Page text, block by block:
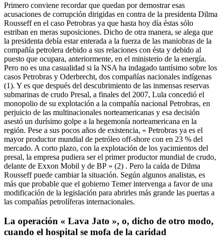
Primero conviene recordar que quedan por demostrar esas
acusaciones de corrupción dirigidas en contra de la presidenta Dilma
Rousseff en el caso Petrobras ya que hasta hoy día éstas sólo
estriban en meras suposiciones. Dicho de otra manera, se alega que
la presidenta debía estar enterada a la fuerza de las maniobras de la
compañía petrolera debido a sus relaciones con ésta y debido al
puesto que ocupara, anteriormente, en el ministerio de la energía.
Pero no es una casualidad si la NSA ha indagado tantísimo sobre los
casos Petrobras y Oderbrecht, dos compañías nacionales indígenas
(1). Y es que después del descubrimiento de las inmensas reservas
submarinas de crudo Presal, a finales del 2007, Lula concedió el
monopolio de su explotación a la compañía nacional Petrobras, en
perjuicio de las multinacionales norteamericanas y esa decisión
asestó un durísimo golpe a la hegemonía norteamericana en la
región. Pese a sus pocos años de existencia, « Petrobras ya es el
mayor productor mundial de petróleo off-shore con en 23 % del
mercado. A corto plazo, con la explotación de los yacimientos del
presal, la empresa pudiera ser el primer productor mundial de crudo,
delante de Exxon Mobil y de BP » (2) . Pero la caída de Dilma
Rousseff puede cambiar la situación. Según algunos analistas, es
más que probable que el gobierno Temer intervenga a favor de una
modificación de la legislación para abrirles más grande las puertas a
las compañías petrolíferas internacionales.
La operación « Lava Jato », o, dicho de otro modo,
cuando el hospital se mofa de la caridad